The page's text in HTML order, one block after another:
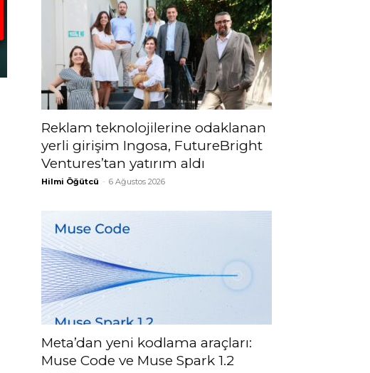
Reklam teknolojilerine odaklanan
yerli girişim Ingosa, FutureBright
Ventures’tan yatırım aldı
Hilmi Öğütcü - 6 Ağustos 2026
Meta’dan yeni kodlama araçları:
Muse Code ve Muse Spark 1.2